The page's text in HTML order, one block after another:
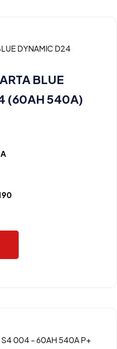
BLUE
(60AH 540A)